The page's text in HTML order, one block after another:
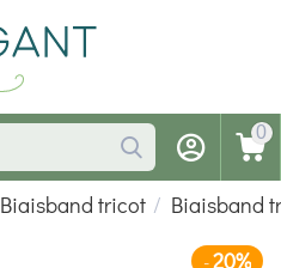
0
Biaisband tricot / Biaisband
-20%